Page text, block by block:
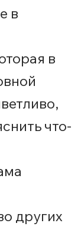
в
в
что-
других